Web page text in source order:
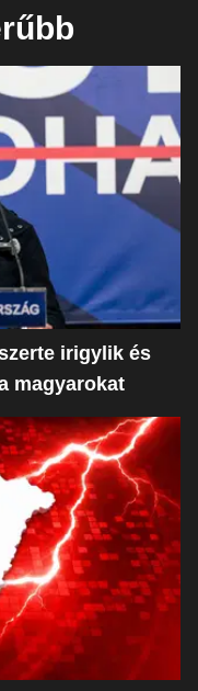
irigylik és
magyarokat